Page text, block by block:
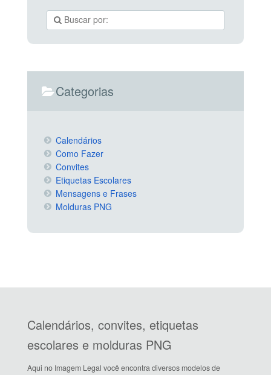
Categorias
Calendários
Como Fazer
Convites
Etiquetas Escolares
Mensagens e Frases
Molduras PNG
Calendários, convites, etiquetas
escolares e molduras PNG
Aqui no Imagem Legal você encontra diversos modelos de